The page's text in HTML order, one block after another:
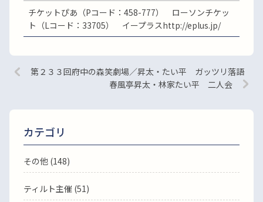
チケットぴあ（Pコード：458-777） ローソンチケッ
ト（Lコード：33705） イープラスhttp://eplus.jp/
第２３３回府中の森笑劇場／昇太・たい平 ガッツリ落語
春風亭昇太・林家たい平 二人会
カテゴリ
その他 (148)
ティルト主催 (51)